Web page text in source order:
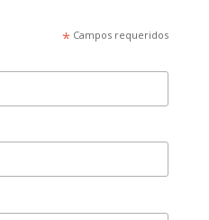
*Campos requeridos